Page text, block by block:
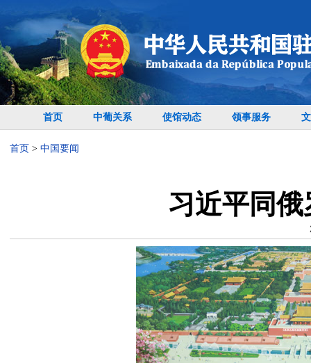
首页 中葡关系 使馆动态 领事服务
首页 > 中国要闻
习近平同